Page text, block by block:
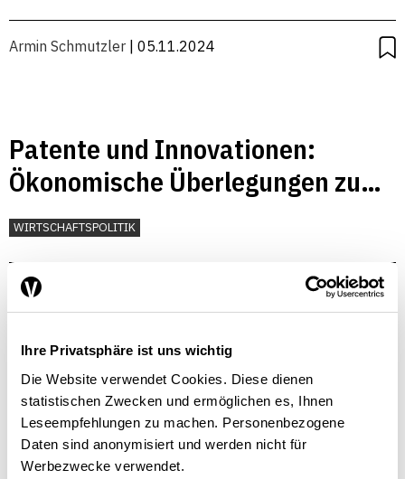
Ihre Privatsphäre ist uns wichtig
Die Website verwendet Cookies. Diese dienen
statistischen Zwecken und ermöglichen es, Ihnen
Leseempfehlungen zu machen. Personenbezogene
Daten sind anonymisiert und werden nicht für
Werbezwecke verwendet.
Armin Schmutzler | 05.11.2024
Patente und Innovationen:
Ökonomische Überlegungen zu
einem komplexen Anreizproblem
WIRTSCHAFTSPOLITIK
Armin Schmutzler